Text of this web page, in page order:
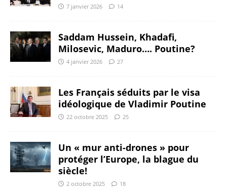
7 janvier 2026 14
Saddam Hussein, Khadafi,
Milosevic, Maduro…. Poutine?
4 janvier 2026 27
Les Français séduits par le visa
idéologique de Vladimir Poutine
22 octobre 2025 25
Un « mur anti-drones » pour
protéger l’Europe, la blague du
siècle!
2 octobre 2025 18